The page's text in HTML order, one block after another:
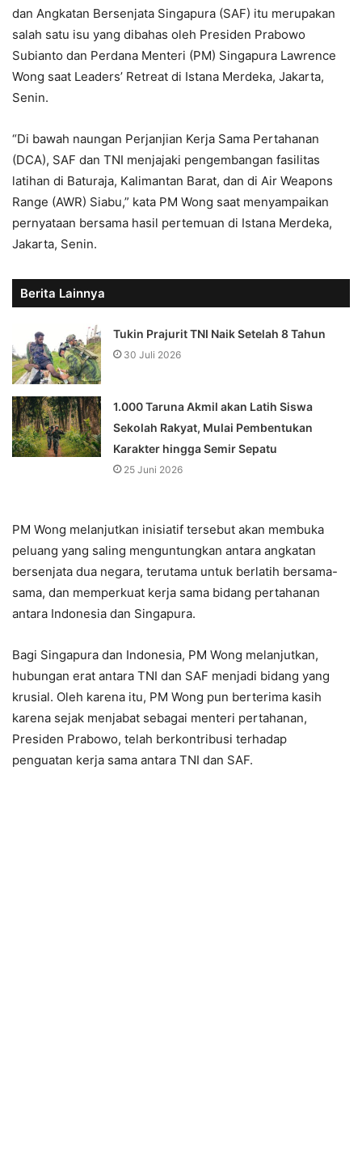
dan Angkatan Bersenjata Singapura (SAF) itu merupakan
salah satu isu yang dibahas oleh Presiden Prabowo
Subianto dan Perdana Menteri (PM) Singapura Lawrence
Wong saat Leaders’ Retreat di Istana Merdeka, Jakarta,
Senin.
“Di bawah naungan Perjanjian Kerja Sama Pertahanan
(DCA), SAF dan TNI menjajaki pengembangan fasilitas
latihan di Baturaja, Kalimantan Barat, dan di Air Weapons
Range (AWR) Siabu,” kata PM Wong saat menyampaikan
pernyataan bersama hasil pertemuan di Istana Merdeka,
Jakarta, Senin.
Berita Lainnya
Tukin Prajurit TNI Naik Setelah 8 Tahun
30 Juli 2026
1.000 Taruna Akmil akan Latih Siswa
Sekolah Rakyat, Mulai Pembentukan
Karakter hingga Semir Sepatu
25 Juni 2026
PM Wong melanjutkan inisiatif tersebut akan membuka
peluang yang saling menguntungkan antara angkatan
bersenjata dua negara, terutama untuk berlatih bersama-
sama, dan memperkuat kerja sama bidang pertahanan
antara Indonesia dan Singapura.
Bagi Singapura dan Indonesia, PM Wong melanjutkan,
hubungan erat antara TNI dan SAF menjadi bidang yang
krusial. Oleh karena itu, PM Wong pun berterima kasih
karena sejak menjabat sebagai menteri pertahanan,
Presiden Prabowo, telah berkontribusi terhadap
penguatan kerja sama antara TNI dan SAF.